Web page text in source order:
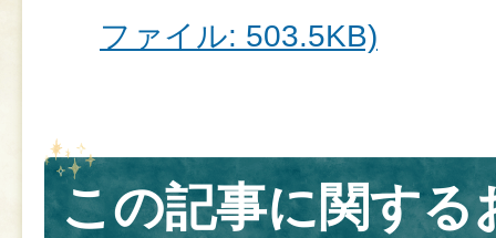
ファイル: 503.5KB)
この記事に関する